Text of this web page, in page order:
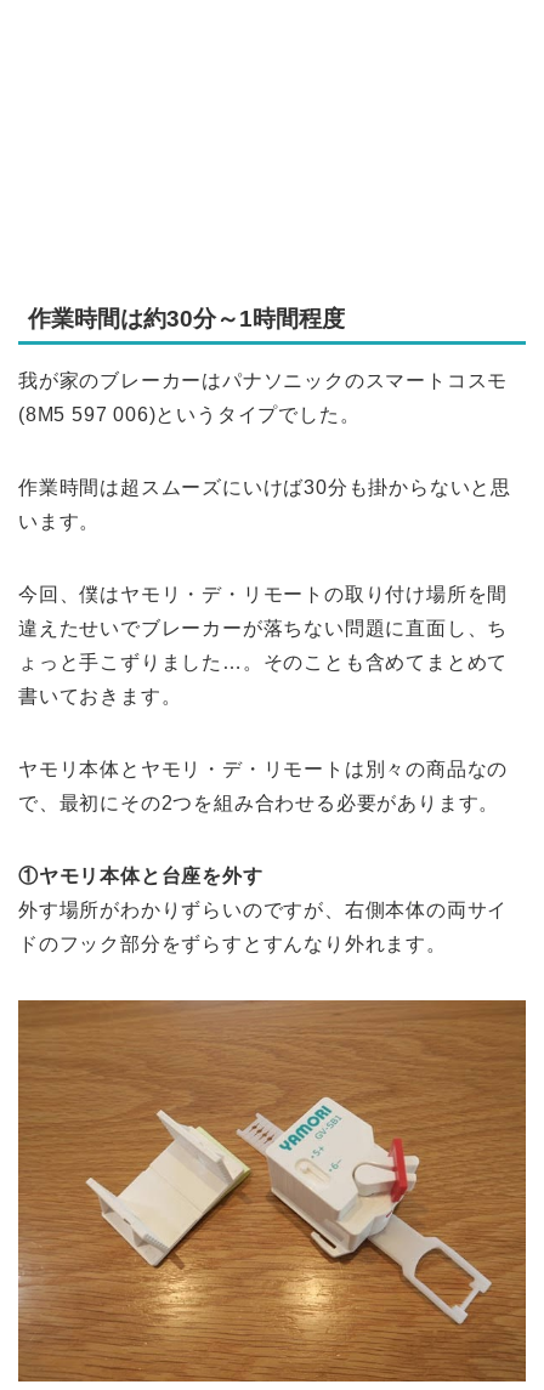
作業時間は約30分～1時間程度
我が家のブレーカーはパナソニックのスマートコスモ
(8M5 597 006)というタイプでした。
作業時間は超スムーズにいけば30分も掛からないと思
います。
今回、僕はヤモリ・デ・リモートの取り付け場所を間
違えたせいでブレーカーが落ちない問題に直面し、ち
ょっと手こずりました…。そのことも含めてまとめて
書いておきます。
ヤモリ本体とヤモリ・デ・リモートは別々の商品なの
で、最初にその2つを組み合わせる必要があります。
①ヤモリ本体と台座を外す
外す場所がわかりずらいのですが、右側本体の両サイ
ドのフック部分をずらすとすんなり外れます。